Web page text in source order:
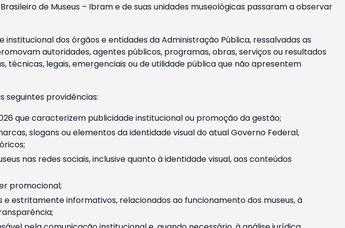
de Museus – Ibram e de suas unidades museológicas passaram a observar
dos órgãos e entidades da Administração Pública, ressalvadas as
autoridades, agentes públicos, programas, obras, serviços ou resultados
legais, emergenciais ou de utilidade pública que não apresentem
seguintes providências:
que caracterizem publicidade institucional ou promoção da gestão;
slogans ou elementos da identidade visual do atual Governo Federal,
nas redes sociais, inclusive quanto à identidade visual, aos conteúdos
promocional;
estritamente informativos, relacionados ao funcionamento dos museus, à